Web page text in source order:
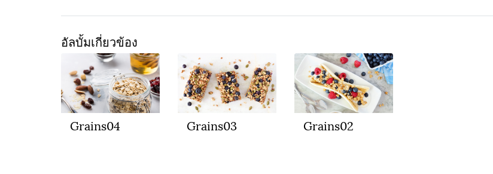
อัลบั้มเกี่ยวข้อง
Grains04 Grains03 Grains02